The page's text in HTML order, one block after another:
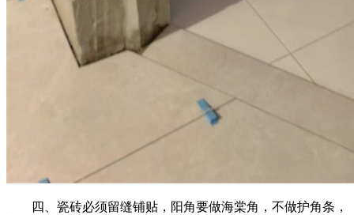
四、瓷砖必须留缝铺贴，阳角要做海棠角，不做护角条，